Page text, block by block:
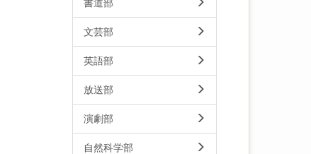
書道部
文芸部
英語部
放送部
演劇部
自然科学部